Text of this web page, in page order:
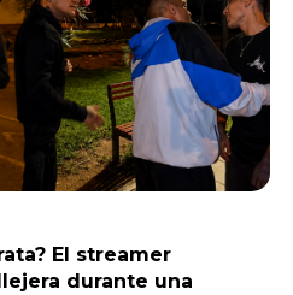
El streamer
durante una